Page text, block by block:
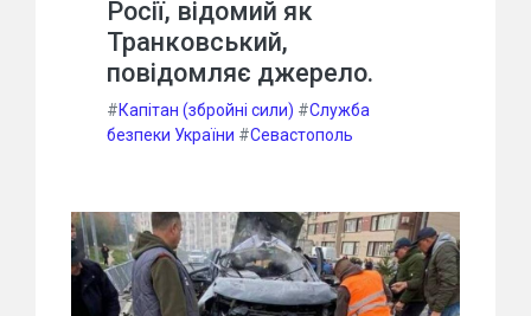
Росії, відомий як
Транковський,
повідомляє джерело.
#Капітан (збройні сили) #Служба
безпеки України #Севастополь